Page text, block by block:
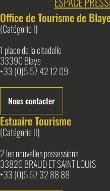
Office de Tourisme de
(Catégorie I)
1 place de la citadelle
33390 Blaye
+33 (0)5 57 42 12 09
Nous contacter
Estuaire Tourisme
(Catégorie II)
2 les nouvelles possessions
33820 BRAUD ET SAINT LOUIS
+33 (0)5 57 32 88 88